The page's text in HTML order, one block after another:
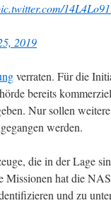
2019
verraten. Für die
bereits
Nur sollen
werden.
die in der Lage
Missionen hat die
und zu